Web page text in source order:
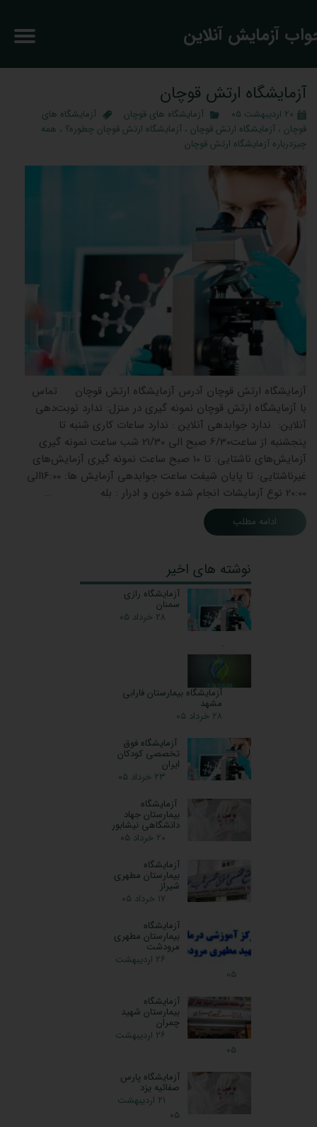
آزمایش آنلاین
آزمایشگاه ارتش‌ قوچان
۲۰ اردیبهشت ۰۵ آزمایشگاه های قوچان
آزمایشگاه های
قوچان ، آزمایشگاه ارتش‌ قوچان ، آزمایشگاه ارتش‌ قوچان چطوره؟ ، همه
چیزدرباره آزمایشگاه ارتش‌ قوچان
آزمایشگاه ارتش‌ قوچان آدرس آزمایشگاه ارتش‌ قوچان تماس
با آزمایشگاه ارتش‌ قوچان نمونه گیری در منزل: ندارد نوبت‌دهی
آنلاین: ندارد جوابدهی آنلاین : ندارد ساعات کاری شنبه تا
پنجشنبه از ساعت6/30 صبح الی 21/30 شب ساعت نمونه گیری
آزمایش‌های ناشتایی: تا 10 صبح ساعت نمونه گیری آزمایش‌های
غیرناشتایی: تا پایان شیفت ساعت جوابدهی آزمایش ‌ها: 16:00الی
20:00 نوع آزمایشات انجام شده خون و ادرار : بله …
ادامه مطلب
نوشته های اخیر
آزمایشگاه رازی
سمنان
۲۸ خرداد ۰۵
آزمایشگاه بیمارستان فارابی
مشهد
۲۸ خرداد ۰۵
آزمایشگاه فوق
تخصصی کودکان
ایران
۲۳ خرداد ۰۵
آزمایشگاه
بیمارستان جهاد
دانشگاهی نیشابور
۲۰ خرداد ۰۵
آزمایشگاه
بیمارستان مطهری
شیراز
۱۷ خرداد ۰۵
آزمایشگاه
بیمارستان مطهری
مرودشت
۲۶ اردیبهشت
۰۵
آزمایشگاه
بیمارستان شهید
چمران
۲۶ اردیبهشت
۰۵
آزمایشگاه پارس
صفائیه یزد
۲۱ اردیبهشت
۰۵